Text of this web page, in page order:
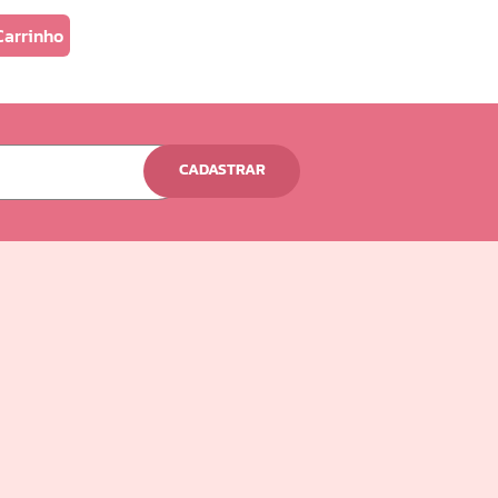
CADASTRAR